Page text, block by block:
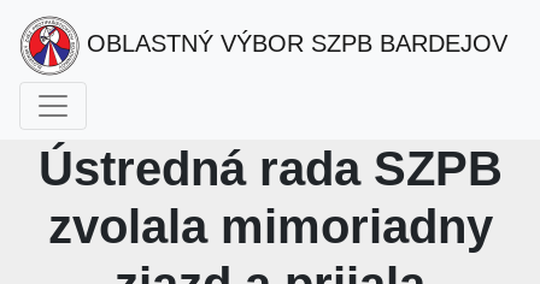
OBLASTNÝ VÝBOR SZPB BARDEJOV
Ústredná rada SZPB
zvolala mimoriadny